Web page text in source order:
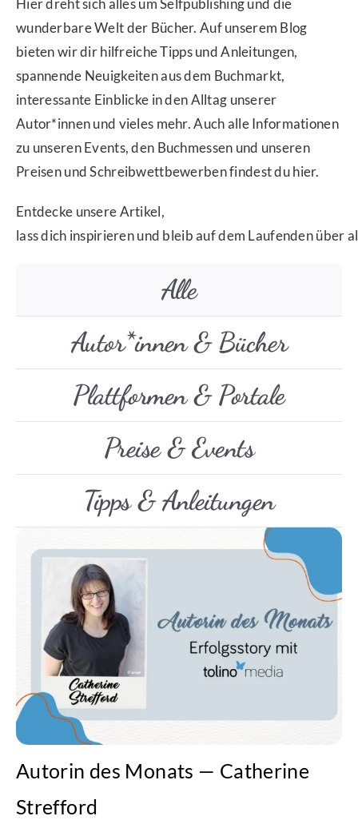
Hier dreht sich alles um Selfpublishing und die
wunderbare Welt der Bücher. Auf unserem Blog
bieten wir dir hilfreiche Tipps und Anleitungen,
spannende Neuigkeiten aus dem Buchmarkt,
interessante Einblicke in den Alltag unserer
Autor*innen und vieles mehr. Auch alle Informationen
zu unseren Events, den Buchmessen und unseren
Preisen und Schreibwettbewerben findest du hier.
Entdecke unsere Artikel,
lass dich inspirieren und bleib auf dem Laufenden über
Alle
Autor*innen & Bücher
Plattformen & Portale
Preise & Events
Tipps & Anleitungen
Autorin des Monats — Catherine
Strefford